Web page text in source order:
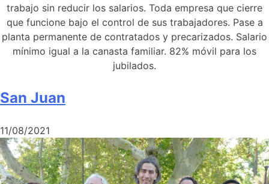
trabajo sin reducir los salarios. Toda empresa que cierre
que funcione bajo el control de sus trabajadores. Pase a
planta permanente de contratados y precarizados. Salario
mínimo igual a la canasta familiar. 82% móvil para los
jubilados.
San Juan
11/08/2021